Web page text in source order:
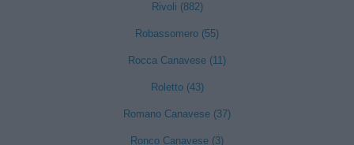
Rivoli (882)
Robassomero (55)
Rocca Canavese (11)
Roletto (43)
Romano Canavese (37)
Ronco Canavese (3)